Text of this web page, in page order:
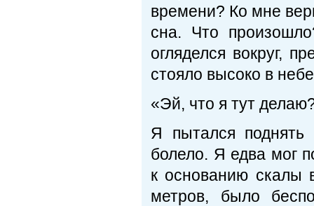
времени? Ко мне
сна. Что
огляделся вокруг,
стояло высоко в
«Эй, что я тут
Я пытался поднять
болело. Я едва мог
к основанию скалы
метров, было